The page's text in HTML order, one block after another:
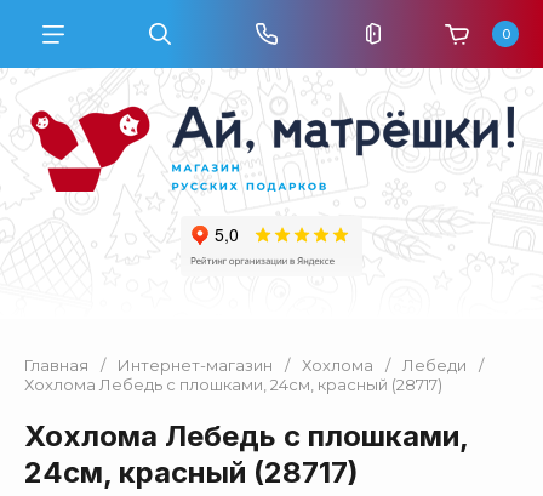
0
Главная / Интернет-магазин / Хохлома / Лебеди
/
Хохлома Лебедь с плошками, 24см, красный (28717)
Хохлома Лебедь с плошками,
24см, красный (28717)